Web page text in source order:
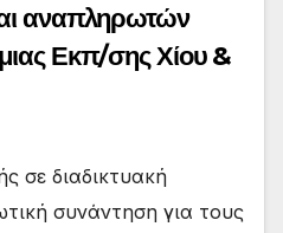
αναπληρωτών
Εκπ/σης Χίου &
σε διαδικτυακή
συνάντηση για τους